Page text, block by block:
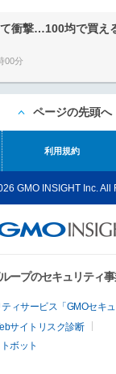
衝撃…100均で買え
00分
ページの先頭へ
利用規約
GMO INSIGHT Inc. All
ープのセキュリティ
ィサービス「GMOセキュ
サイトリスク診断
ボット